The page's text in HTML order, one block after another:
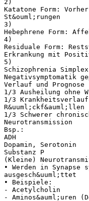
2)
Katatone Form:
St&ouml;rungen
3)
Hebephrene Form:
4)
Residuale Form:
Erkrankung mit
5)
Schizophrenia
Negativsymptomatik
Verlauf und Prognose
1/3 Ausheilung ohne
1/3
R&uuml;ckf&auml;llen
1/3 Schwerer
Neurotransmission
Bsp.:
ADH
Dopamin, Serotonin
Substanz P
(Kleine)
• Werden in
ausgesch&uuml;ttet
• Beispiele:
- Acetylcholin
- Aminos&auml;uren